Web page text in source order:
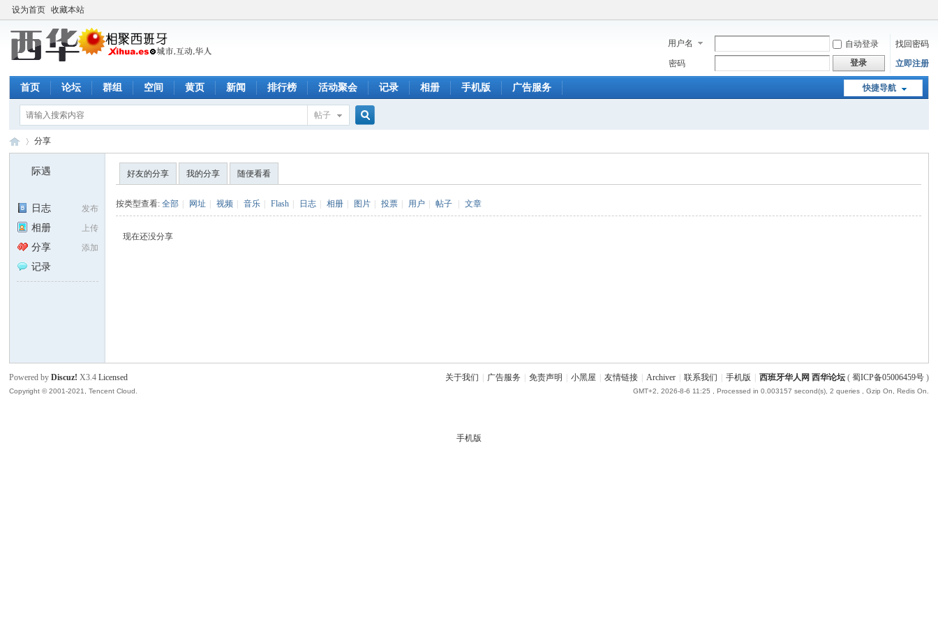
设为首页 收藏本站
用户名 自动登录
找回密码
密码
登录 立即注册
快捷导航
首页 论坛 群组 空间 黄页 新闻 排行榜 活动聚会 记录 相册 手机版 广告服务
帖子
›
分享
际遇
发布
日志
上传
相册
添加
分享
记录
好友的分享 我的分享 随便看看
按类型查看:全部 网址 视频 音乐 Flash 日志 相册 图片 投票 用户 帖子 文章
现在还没分享
关于我们 广告服务 免责声明 小黑屋 友情链接 Archiver 联系我们 手机版 西班牙华人网 西华论坛( 蜀ICP备05006459号)
GMT+2, 2026-8-6 11:25 , Processed in 0.003157 second(s), 2 queries , Gzip On, Redis On.
Powered byDiscuz! X3.4 Licensed
Copyright © 2001-2021, Tencent Cloud.
手机版